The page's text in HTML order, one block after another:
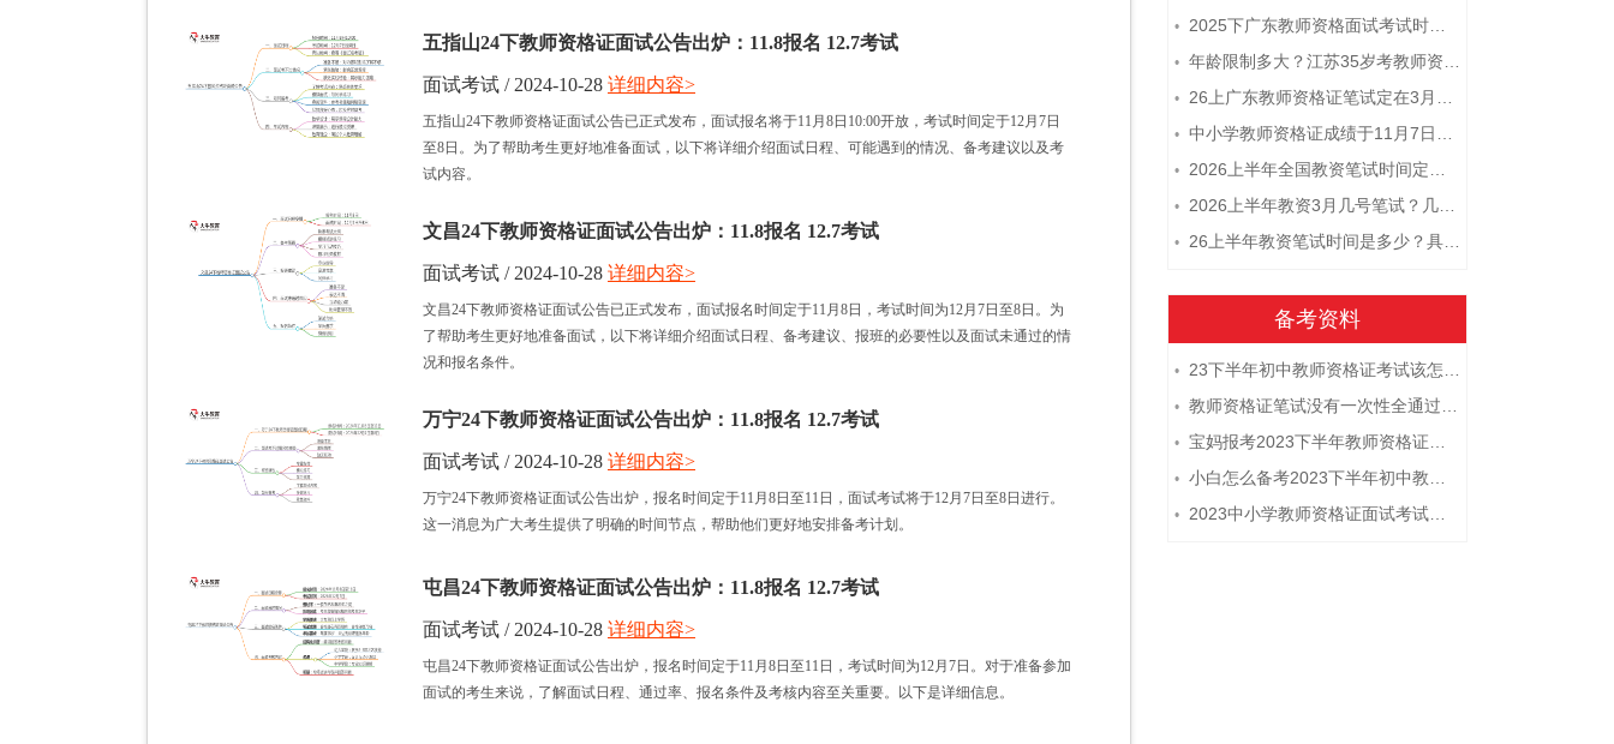
五指山24下教师资格证面试公告出炉：11.8报名 12.7考试
面试考试 / 2024-10-28
五指山24下教师资格证面试公告已正式发布，面试报名将于11月8日10:00开放，考试时间定于12月7日
至8日。为了帮助考生更好地准备面试，以下将详细介绍面试日程、可能遇到的情况、备考建议以及考
试内容。
详细内容>
文昌24下教师资格证面试公告出炉：11.8报名 12.7考试
面试考试 / 2024-10-28
文昌24下教师资格证面试公告已正式发布，面试报名时间定于11月8日，考试时间为12月7日至8日。为
了帮助考生更好地准备面试，以下将详细介绍面试日程、备考建议、报班的必要性以及面试未通过的情
况和报名条件。
详细内容>
万宁24下教师资格证面试公告出炉：11.8报名 12.7考试
面试考试 / 2024-10-28
万宁24下教师资格证面试公告出炉，报名时间定于11月8日至11日，面试考试将于12月7日至8日进行。
这一消息为广大考生提供了明确的时间节点，帮助他们更好地安排备考计划。
详细内容>
屯昌24下教师资格证面试公告出炉：11.8报名 12.7考试
面试考试 / 2024-10-28
屯昌24下教师资格证面试公告出炉，报名时间定于11月8日至11日，考试时间为12月7日。对于准备参加
面试的考生来说，了解面试日程、通过率、报名条件及考核内容至关重要。以下是详细信息。
详细内容>
• 2025下广东教师资格面试考试时间及科目内容（怎么考）
• 年龄限制多大？江苏35岁考教师资格证晚吗？
• 26上广东教师资格证笔试定在3月7日！附考试指南
• 中小学教师资格证成绩于11月7日10点查！
• 2026上半年全国教资笔试时间定档！
• 2026上半年教资3月几号笔试？几点开考
• 26上半年教资笔试时间是多少？具体安排表一览
备考资料
• 23下半年初中教师资格证考试该怎么复习？
• 教师资格证笔试没有一次性全通过下次需要重新报考吗？
• 宝妈报考2023下半年教师资格证需要报班备考吗？
• 小白怎么备考2023下半年初中教师资格证笔试？
• 2023中小学教师资格证面试考试注意事项